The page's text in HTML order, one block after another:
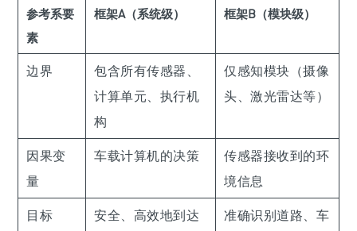
参考系要
素
框架A（系统级） 框架B（模块级）
边界
包含所有传感器、
计算单元、执行机
构
仅感知模块（摄像
头、激光雷达等）
因果变
量
车载计算机的决策
传感器接收到的环
境信息
目标
安全、高效地到达
准确识别道路、车